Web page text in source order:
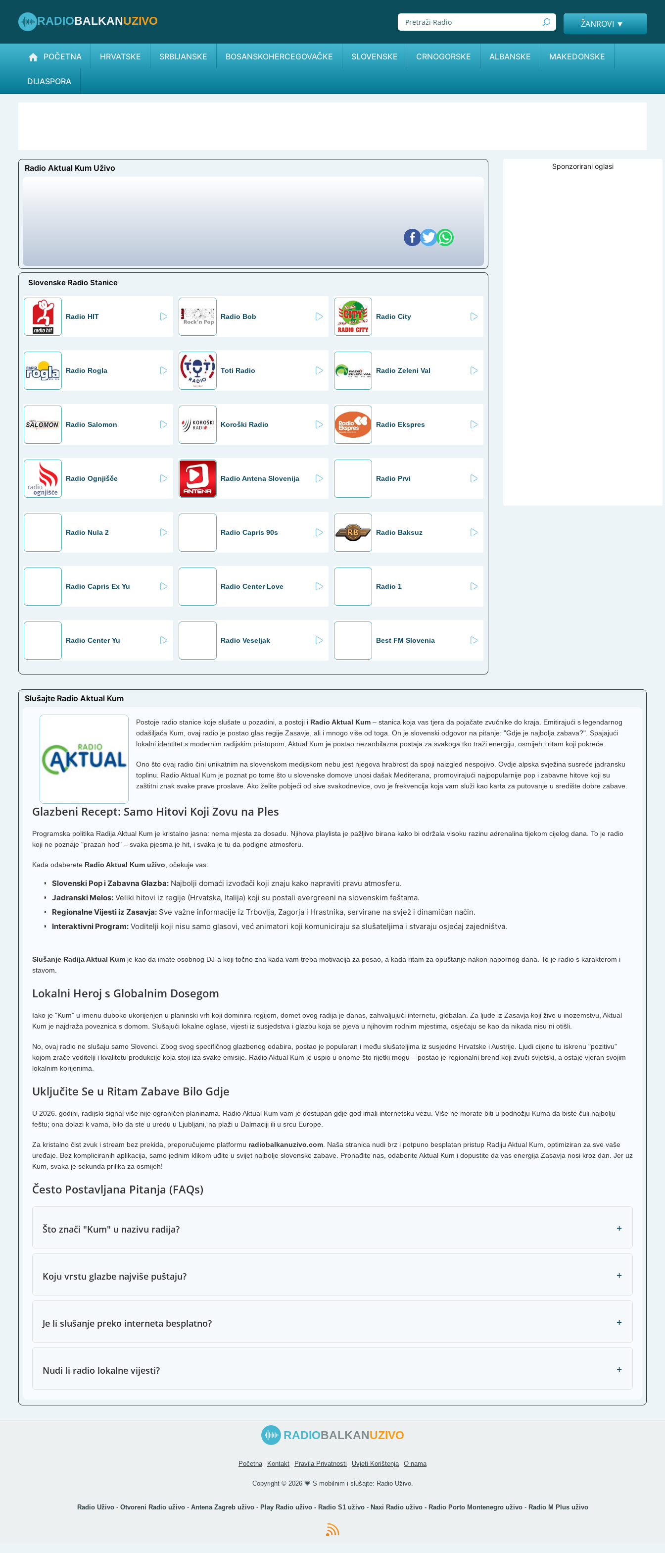
RADIOBALKANUZIVO ŽANROVI ▼
POČETNA HRVATSKE SRBIJANSKE BOSANSKOHERCEGOVAČKE SLOVENSKE CRNOGORSKE ALBANSKE MAKEDONSKE
DIJASPORA
Radio Aktual Kum Uživo
Slovenske Radio Stanice
Radio HIT Radio Bob Radio City
Radio Rogla Toti Radio Radio Zeleni Val
Radio Salomon Koroški Radio Radio Ekspres
Radio Ognjišče Radio Antena Slovenija Radio Prvi
Radio Nula 2 Radio Capris 90s Radio Baksuz
Radio Capris Ex Yu Radio Center Love Radio 1
Radio Center Yu Radio Veseljak Best FM Slovenia
Sponzorirani oglasi
Slušajte Radio Aktual Kum
Postoje radio stanice koje slušate u pozadini, a postoji i Radio Aktual Kum – stanica koja vas tjera da pojačate zvučnike do kraja. Emitirajući s legendarnog
odašiljača Kum, ovaj radio je postao glas regije Zasavje, ali i mnogo više od toga. On je slovenski odgovor na pitanje: "Gdje je najbolja zabava?". Spajajući
lokalni identitet s modernim radijskim pristupom, Aktual Kum je postao nezaobilazna postaja za svakoga tko traži energiju, osmijeh i ritam koji pokreće.
Ono što ovaj radio čini unikatnim na slovenskom medijskom nebu jest njegova hrabrost da spoji naizgled nespojivo. Ovdje alpska svježina susreće jadransku
toplinu. Radio Aktual Kum je poznat po tome što u slovenske domove unosi dašak Mediterana, promovirajući najpopularnije pop i zabavne hitove koji su
zaštitni znak svake prave proslave. Ako želite pobjeći od sive svakodnevice, ovo je frekvencija koja vam služi kao karta za putovanje u središte dobre zabave.
Glazbeni Recept: Samo Hitovi Koji Zovu na Ples
Programska politika Radija Aktual Kum je kristalno jasna: nema mjesta za dosadu. Njihova playlista je pažljivo birana kako bi održala visoku razinu adrenalina tijekom cijelog dana. To je radio
koji ne poznaje "prazan hod" – svaka pjesma je hit, i svaka je tu da podigne atmosferu.
Kada odaberete Radio Aktual Kum uživo , očekuje vas:
Slovenski Pop i Zabavna Glazba: Najbolji domaći izvođači koji znaju kako napraviti pravu atmosferu.
Jadranski Melos: Veliki hitovi iz regije (Hrvatska, Italija) koji su postali evergreeni na slovenskim feštama.
Regionalne Vijesti iz Zasavja: Sve važne informacije iz Trbovlja, Zagorja i Hrastnika, servirane na svjež i dinamičan način.
Interaktivni Program: Voditelji koji nisu samo glasovi, već animatori koji komuniciraju sa slušateljima i stvaraju osjećaj zajedništva.
Slušanje Radija Aktual Kum je kao da imate osobnog DJ-a koji točno zna kada vam treba motivacija za posao, a kada ritam za opuštanje nakon napornog dana. To je radio s karakterom i
stavom.
Lokalni Heroj s Globalnim Dosegom
Iako je "Kum" u imenu duboko ukorijenjen u planinski vrh koji dominira regijom, domet ovog radija je danas, zahvaljujući internetu, globalan. Za ljude iz Zasavja koji žive u inozemstvu, Aktual
Kum je najdraža poveznica s domom. Slušajući lokalne oglase, vijesti iz susjedstva i glazbu koja se pjeva u njihovim rodnim mjestima, osjećaju se kao da nikada nisu ni otišli.
No, ovaj radio ne slušaju samo Slovenci. Zbog svog specifičnog glazbenog odabira, postao je popularan i među slušateljima iz susjedne Hrvatske i Austrije. Ljudi cijene tu iskrenu "pozitivu"
kojom zrače voditelji i kvalitetu produkcije koja stoji iza svake emisije. Radio Aktual Kum je uspio u onome što rijetki mogu – postao je regionalni brend koji zvuči svjetski, a ostaje vjeran svojim
lokalnim korijenima.
Uključite Se u Ritam Zabave Bilo Gdje
U 2026. godini, radijski signal više nije ograničen planinama. Radio Aktual Kum vam je dostupan gdje god imali internetsku vezu. Više ne morate biti u podnožju Kuma da biste čuli najbolju
feštu; ona dolazi k vama, bilo da ste u uredu u Ljubljani, na plaži u Dalmaciji ili u srcu Europe.
Za kristalno čist zvuk i stream bez prekida, preporučujemo platformu radiobalkanuzivo.com . Naša stranica nudi brz i potpuno besplatan pristup Radiju Aktual Kum, optimiziran za sve vaše
uređaje. Bez kompliciranih aplikacija, samo jednim klikom uđite u svijet najbolje slovenske zabave. Pronađite nas, odaberite Aktual Kum i dopustite da vas energija Zasavja nosi kroz dan. Jer uz
Kum, svaka je sekunda prilika za osmijeh!
Često Postavljana Pitanja (FAQs)
Što znači "Kum" u nazivu radija? +
Koju vrstu glazbe najviše puštaju? +
Je li slušanje preko interneta besplatno? +
Nudi li radio lokalne vijesti? +
RADIOBALKANUZIVO
Početna Kontakt Pravila Privatnosti Uvjeti Korištenja O nama
Copyright © 2026 💗 S mobilnim i slušajte: Radio Uživo.
Radio Uživo- Otvoreni Radio uživo- Antena Zagreb uživo- Play Radio uživo- Radio S1 uživo- Naxi Radio uživo- Radio Porto Montenegro uživo- Radio M Plus uživo